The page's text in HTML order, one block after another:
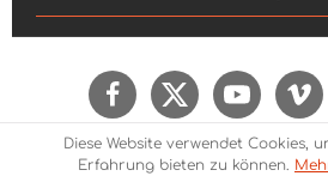
Ich habe die
bin mit ihnen einverstanden.
Um weiterzugehen, geben
abgebildeten
Diese Website verwendet Cookies,
Erfahrung bieten zu können.